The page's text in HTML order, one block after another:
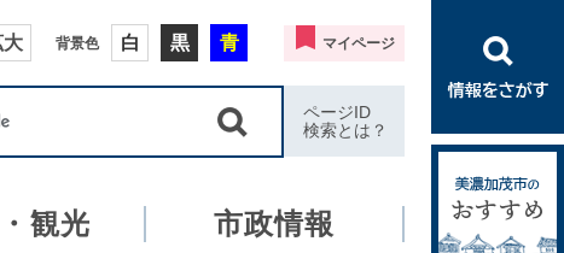
大 背景色 白 黒 青 マイページ
ページID
検索とは？
観光 市政情報